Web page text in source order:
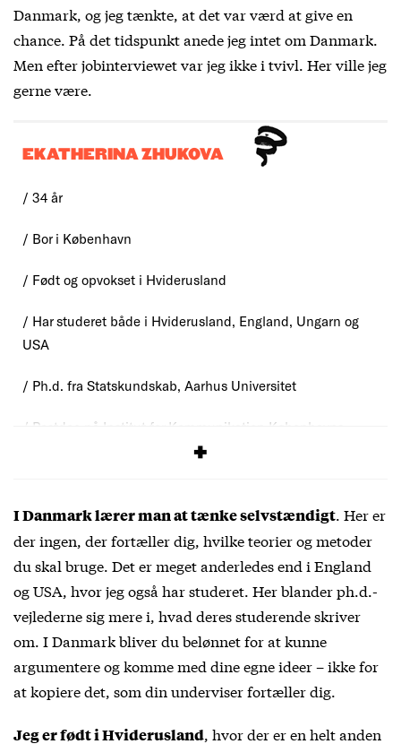
Danmark, og jeg tænkte, at det var værd at give en
chance. På det tidspunkt anede jeg intet om Danmark.
Men efter jobinterviewet var jeg ikke i tvivl. Her ville jeg
gerne være.
EKATHERINA ZHUKOVA
/ 34 år
/ Bor i København
/ Født og opvokset i Hviderusland
/ Har studeret både i Hviderusland, England, Ungarn og
USA
/ Ph.d. fra Statskundskab, Aarhus Universitet
/ Postdoc på Institut for Kommunikation Københavns
I Danmark lærer man at tænke selvstændigt. Her er
der ingen, der fortæller dig, hvilke teorier og metoder
du skal bruge. Det er meget anderledes end i England
og USA, hvor jeg også har studeret. Her blander ph.d.-
vejlederne sig mere i, hvad deres studerende skriver
om. I Danmark bliver du belønnet for at kunne
argumentere og komme med dine egne ideer – ikke for
at kopiere det, som din underviser fortæller dig.
Jeg er født i Hviderusland, hvor der er en helt anden